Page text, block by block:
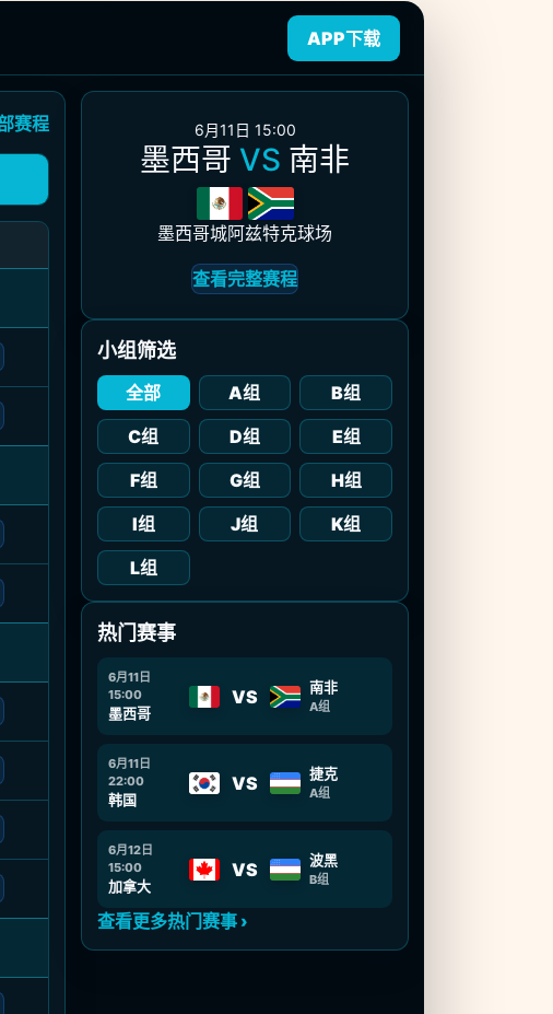
APP下载
赛程 6月11日 15:00
墨西哥 VS 南非
墨西哥城阿兹特克球场
查看完整赛程
小组筛选
全部 A组
B组
C组
D组
E组
F组
G组
H组
I组
J组
K组
L组
热门赛事
6月11日
15:00
墨西哥
VS 南非
A组
6月11日
22:00
韩国
VS 捷克
A组
6月12日
15:00
加拿大
VS 波黑
B组
查看更多热门赛事 ›